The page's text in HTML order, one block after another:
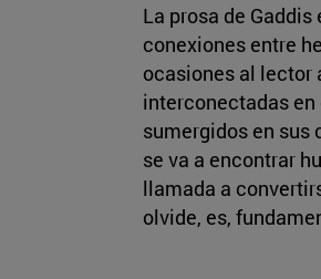
La prosa de
conexiones entre
ocasiones al lector
interconectadas
sumergidos en
se va a encontrar
llamada a
olvide, es,